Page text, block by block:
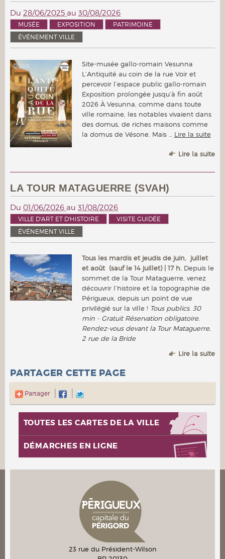
Du 28/06/2025 au 30/08/2026
MUSÉE EXPOSITION
PATRIMOINE
ÉVÉNEMENT VILLE
Site-musée gallo-romain Vesunna
L’Antiquité au coin de la rue Voir et
percevoir l’espace public gallo-romain
Exposition prolongée jusqu’à fin août
2026 À Vesunna, comme dans toute
ville romaine, les notables vivaient dans
des domus, de riches maisons comme
la domus de Vésone. Mais … Lire la suite
Lire la suite
LA TOUR MATAGUERRE (SVAH)
Du 01/06/2026 au 31/08/2026
VILLE D'ART ET D'HISTOIRE
VISITE GUIDÉE
ÉVÉNEMENT VILLE
Tous les mardis et jeudis de juin, juillet
et août (sauf le 14 juillet) | 17 h. Depuis le
sommet de la Tour Mataguerre, venez
découvrir l’histoire et la topographie de
Périgueux, depuis un point de vue
privilégié sur la ville ! Tous publics. 30
min - Gratuit Réservation obligatoire.
Rendez-vous devant la Tour Mataguerre,
2 rue de la Bride
Lire la suite
PARTAGER CETTE PAGE
Partager
TOUTES LES CARTES DE LA VILLE
DÉMARCHES EN LIGNE
23 rue du Président-Wilson